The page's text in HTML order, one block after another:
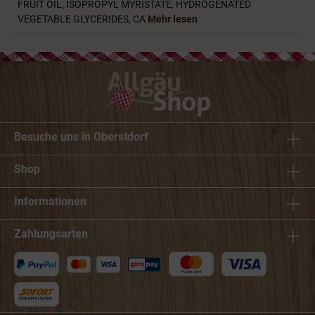
FRUIT OIL, ISOPROPYL MYRISTATE, HYDROGENATED
VEGETABLE GLYCERIDES, CA Mehr lesen
Besuche uns in Oberstdorf
Shop
Informationen
Zahlungsarten